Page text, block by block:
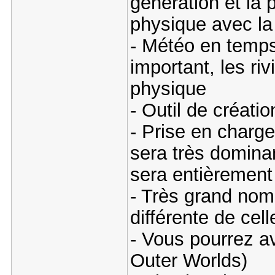
physique avec
- Météo en
important, les
physique
- Outil de
- Prise en
sera très
sera
- Très grand
différente de
- Vous pourrez
Outer Worlds)